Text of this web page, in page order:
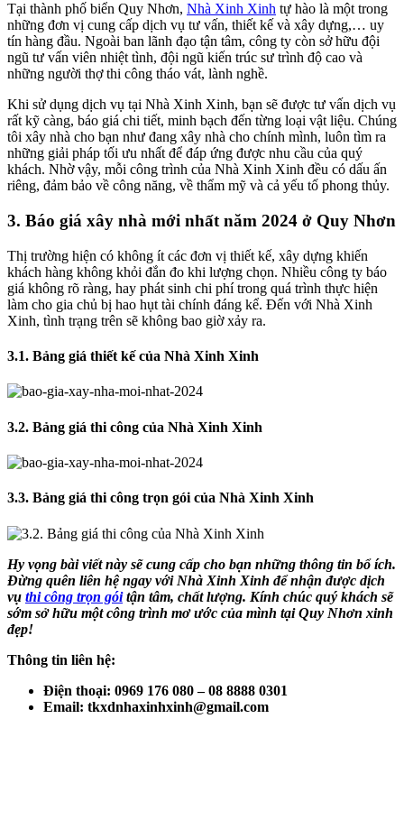
Tại thành phố biển Quy Nhơn, Nhà Xinh Xinh tự hào là một trong
những đơn vị cung cấp dịch vụ tư vấn, thiết kế và xây dựng,… uy
tín hàng đầu. Ngoài ban lãnh đạo tận tâm, công ty còn sở hữu đội
ngũ tư vấn viên nhiệt tình, đội ngũ kiến trúc sư trình độ cao và
những người thợ thi công tháo vát, lành nghề.
Khi sử dụng dịch vụ tại Nhà Xinh Xinh, bạn sẽ được tư vấn dịch vụ
rất kỹ càng, báo giá chi tiết, minh bạch đến từng loại vật liệu. Chúng
tôi xây nhà cho bạn như đang xây nhà cho chính mình, luôn tìm ra
những giải pháp tối ưu nhất để đáp ứng được nhu cầu của quý
khách. Nhờ vậy, mỗi công trình của Nhà Xinh Xinh đều có dấu ấn
riêng, đảm bảo về công năng, về thẩm mỹ và cả yếu tố phong thủy.
3. Báo giá xây nhà mới nhất năm 2024 ở Quy Nhơn
Thị trường hiện có không ít các đơn vị thiết kế, xây dựng khiến
khách hàng không khỏi đắn đo khi lượng chọn. Nhiều công ty báo
giá không rõ ràng, hay phát sinh chi phí trong quá trình thực hiện
làm cho gia chủ bị hao hụt tài chính đáng kể. Đến với Nhà Xinh
Xinh, tình trạng trên sẽ không bao giờ xảy ra.
3.1. Bảng giá thiết kế của Nhà Xinh Xinh
3.2. Bảng giá thi công của Nhà Xinh Xinh
3.3. Bảng giá thi công trọn gói của Nhà Xinh Xinh
Hy vọng bài viết này sẽ cung cấp cho bạn những thông tin bổ ích.
Đừng quên liên hệ ngay với Nhà Xinh Xinh để nhận được dịch
vụ thi công trọn góitận tâm, chất lượng. Kính chúc quý khách sẽ
sớm sở hữu một công trình mơ ước của mình tại Quy Nhơn xinh
đẹp!
Thông tin liên hệ:
Điện thoại: 0969 176 080 – 08 8888 0301
Email: tkxdnhaxinhxinh@gmail.com